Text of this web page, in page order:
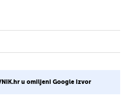
u omiljeni Google izvor